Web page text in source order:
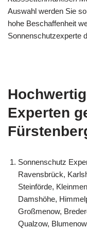
Auswahl werden Sie
hohe Beschaffenheit
Sonnenschutzexperte
Experten
Sonnenschutz
Ravensbrück,
Steinförde,
Damshöhe,
Großmenow,
Qualzow,